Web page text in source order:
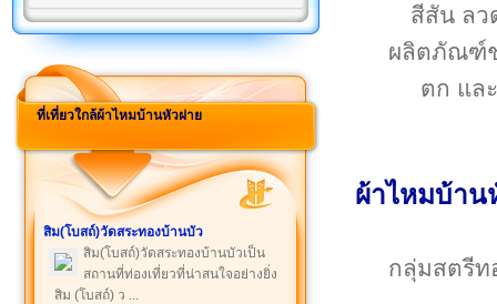
ที่เที่ยวใกล้ผ้าไหมบ้านหัวฝาย
สิม(โบสถ์)วัดสระทองบ้านบัว
สิม(โบสถ์)วัดสระทองบ้านบัวเป็น
สถานที่ท่องเที่ยวที่น่าสนใจอย่างยิ่ง
สิม (โบสถ์) ว ...
สีสัน ลว
ผลิตภัณฑ์
ตก แล
ผ้าไหมบ้า
กลุ่มสตรีท